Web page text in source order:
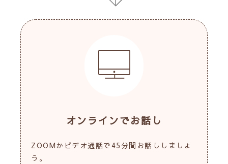
オンラインでお話し
ZOOMかビデオ通話で45分間お話ししましょ
う。